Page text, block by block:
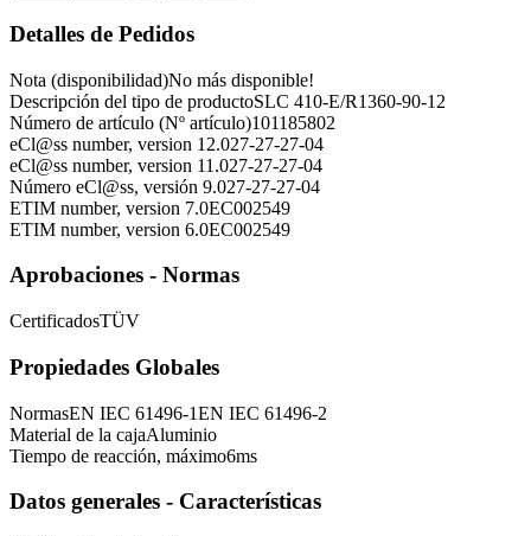
Detalles de Pedidos
Nota (disponibilidad)No más disponible!
Descripción del tipo de productoSLC 410-E/R1360-90-12
Número de artículo (Nº artículo)101185802
eCl@ss number, version 12.027-27-27-04
eCl@ss number, version 11.027-27-27-04
Número eCl@ss, versión 9.027-27-27-04
ETIM number, version 7.0EC002549
ETIM number, version 6.0EC002549
Aprobaciones - Normas
CertificadosTÜV
Propiedades Globales
NormasEN IEC 61496-1EN IEC 61496-2
Material de la cajaAluminio
Tiempo de reacción, máximo6ms
Datos generales - Características